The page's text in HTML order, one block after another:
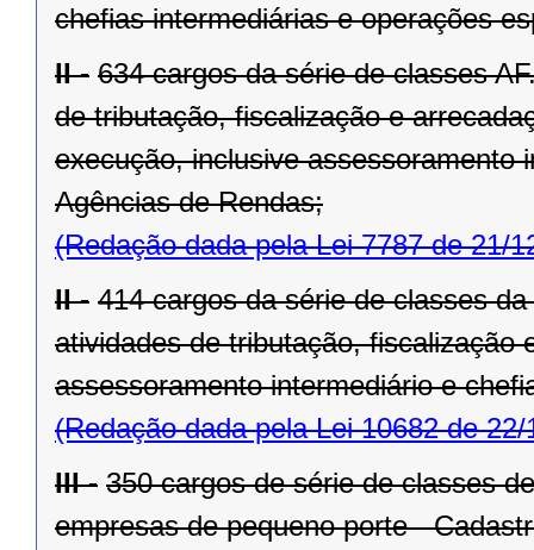
chefias intermediárias e operações
II - 634 cargos da série de classes
de tributação, fiscalização e
execução, inclusive assessoramento
Agências de Rendas;
(Redação dada pela Lei 7787 de 21/
II - 414 cargos da série de classes
atividades de tributação, fiscalização
assessoramento intermediário e
(Redação dada pela Lei 10682 de 22/
III - 350 cargos de série de classes
empresas de pequeno porte -